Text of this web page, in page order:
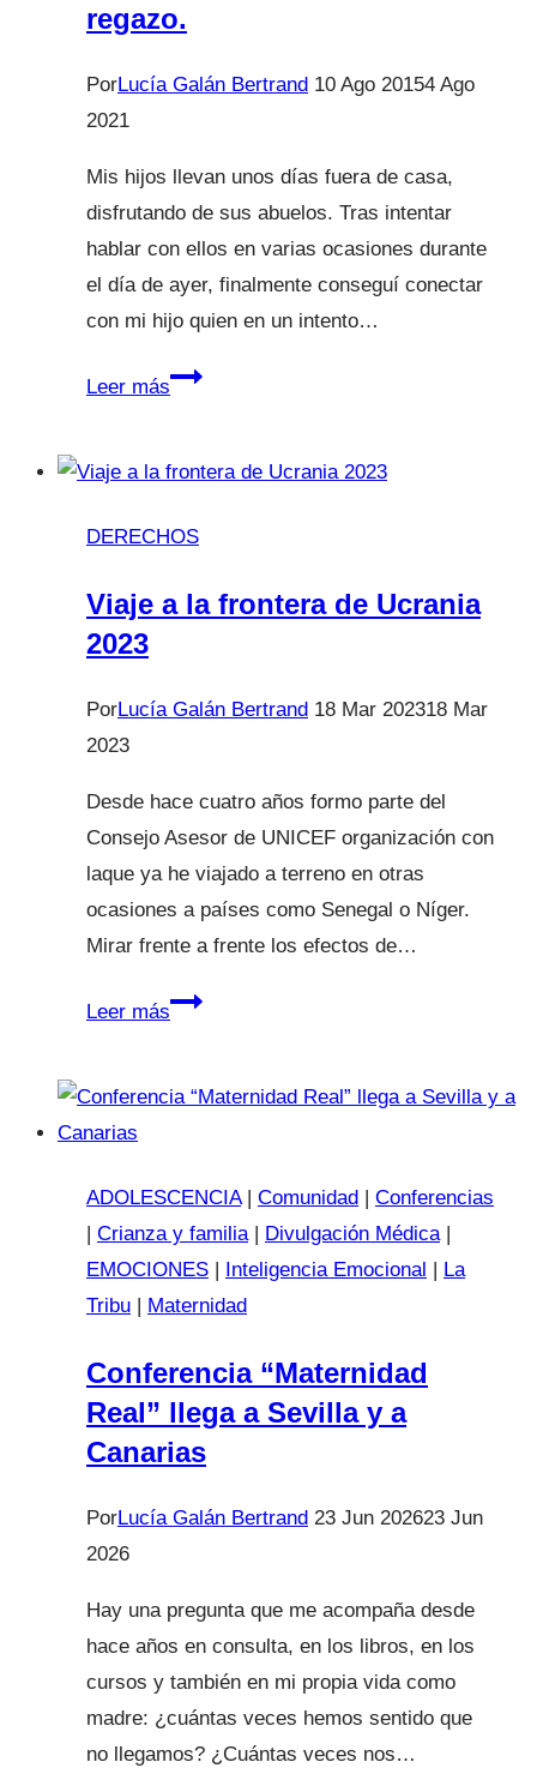
educadores.
regazo.
PorLucía Galán Bertrand 10 Ago 20154 Ago
2021
Mis hijos llevan unos días fuera de casa,
disfrutando de sus abuelos. Tras intentar
hablar con ellos en varias ocasiones durante
el día de ayer, finalmente conseguí conectar
con mi hijo quien en un intento…
Leer másLa
se
DERECHOS
Viaje a la frontera de Ucrania
2023
PorLucía Galán Bertrand 18 Mar 202318 Mar
2023
Desde hace cuatro años formo parte del
Consejo Asesor de UNICEF organización con
laque ya he viajado a terreno en otras
ocasiones a países como Senegal o Níger.
Mirar frente a frente los efectos de…
Leer másViaje
frontera
ADOLESCENCIA| Comunidad | Conferencias
| Crianza y familia| Divulgación Médica|
EMOCIONES | Inteligencia Emocional | La
Tribu | Maternidad
Conferencia “Maternidad
Real” llega a Sevilla y a
Canarias
PorLucía Galán Bertrand 23 Jun 202623 Jun
2026
Hay una pregunta que me acompaña desde
hace años en consulta, en los libros, en los
cursos y también en mi propia vida como
madre: ¿cuántas veces hemos sentido que
no llegamos? ¿Cuántas veces nos…